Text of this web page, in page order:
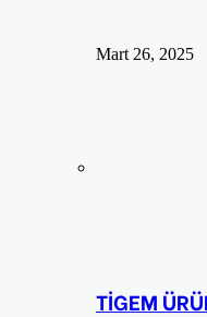
Mart 26, 2025
TİGEM